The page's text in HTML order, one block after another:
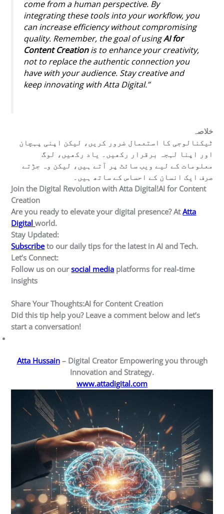
come from a human perspective. By
integrating these tools into your workflow, you
can increase efficiency without compromising
quality. Remember, the goal of usingAI for
Content Creationis to enhance your creativity,
not to replace the authentic connection you
have with your audience. Stay creative and
keep innovating with Atta Digital.”
خلاصہ
ٹیکنالوجی کا استعمال ضرور کریں، لیکن اپنی پہچان
اور اپنا لہجہ برقرار رکھیں۔ یاد رکھیں، لوگ
معلومات کے لیے ویب سائٹ پر آتے ہیں، لیکن وہ جڑتے
صرف ایک انسان کے احساس کے ساتھ ہیں۔
Join the Digital Revolution with Atta Digital!AI for Content
Creation
Are you ready to elevate your digital presence? AtAtta
Digitalworld.
Stay Updated:
Subscribeto our daily tips for the latest in AI and Tech.
Let’s Connect:
Follow us on oursocial media platforms for real-time
insights
Share Your Thoughts:AI for Content Creation
Did this tip help you? Leave a comment below and let’s
start a conversation!
Atta Hussain– Digital Creator Empowering you through
Innovation and Strategy.
www.attadigital.com